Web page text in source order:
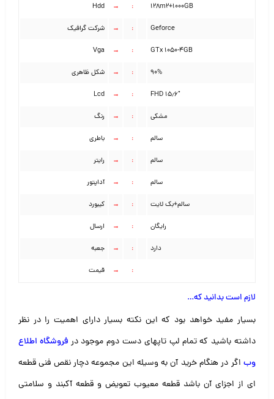
۱۲۸m2+1000GB :
→
Hdd
Geforce
:
→ شرکت گرافیک
GTx 1050-4GB
:
→
Vga
۹۰% :
→ شکل ظاهری
۱۵٫۶″ FHD :
→
Lcd
مشکی :
→ رنگ
سالم :
→ باطری
سالم :
→ رایتر
سالم :
→ آداپتور
سالم+بک لایت :
→ کیبورد
رایگان :
→ ارسال
دارد :
→ جعبه
:
→ قیمت
لازم است بدانید که…
بسیار مفید خواهد بود که این نکته بسیار دارای اهمیت را در نظر
داشته باشید که تمام لپ تاپهای دست دوم موجود در فروشگاه اطلاع
وب اگر در هنگام خرید آن به وسیله این مجموعه دچار نقص فنی قطعه
ای از اجزای آن باشد قطعه معیوب تعویض و قطعه آکبند و سلامتی